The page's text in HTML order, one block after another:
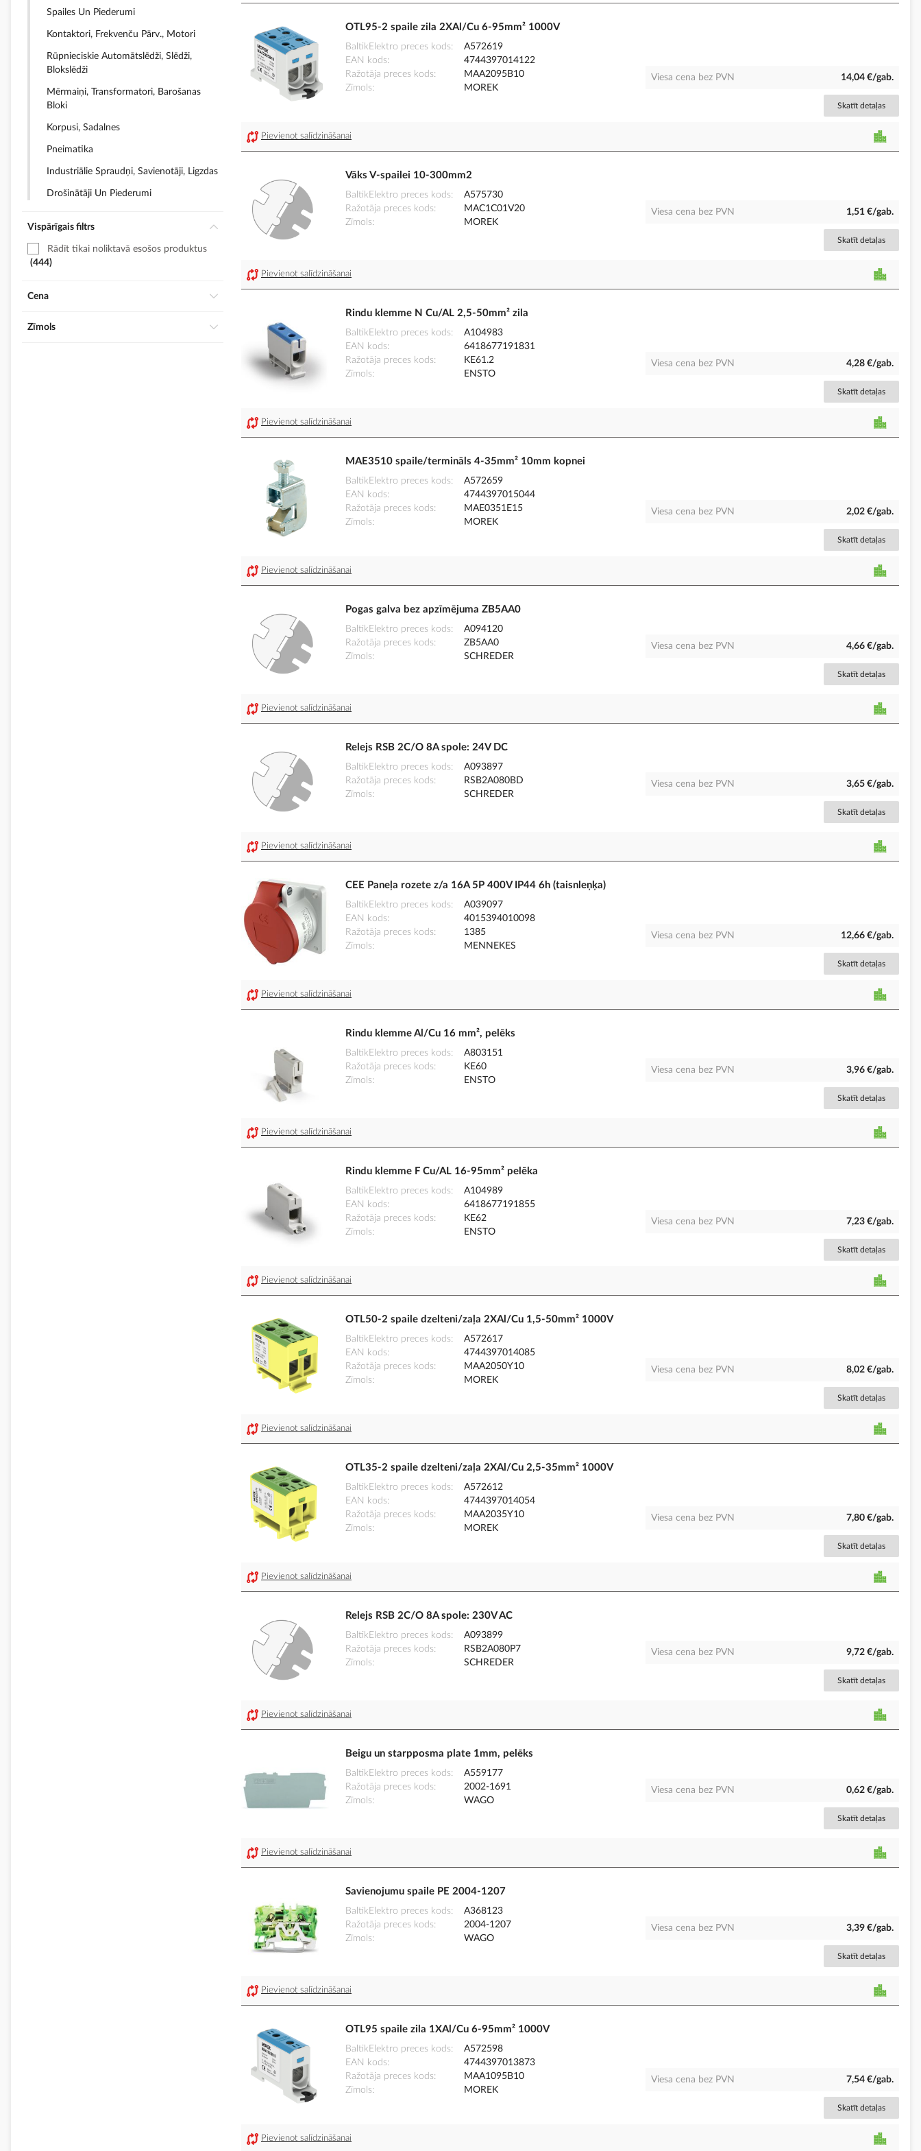
OTL95-2 spaile zila 2XAl/Cu 6-95mm² 1000V
BaltikElektro preces kods
A572619
EAN kods
4744397014122
Ražotāja preces kods
MAA2095B10
Zīmols
MOREK
Viesa cena bez PVN 14,04 €/gab.
Skatīt detaļas
Pievienot salīdzināšanai
Vāks V-spailei 10-300mm2
BaltikElektro preces kods
A575730
Ražotāja preces kods
MAC1C01V20
Zīmols
MOREK
Viesa cena bez PVN 1,51 €/gab.
Skatīt detaļas
Pievienot salīdzināšanai
Rindu klemme N Cu/AL 2,5-50mm² zila
BaltikElektro preces kods
A104983
EAN kods
6418677191831
Ražotāja preces kods
KE61.2
Zīmols
ENSTO
Viesa cena bez PVN 4,28 €/gab.
Skatīt detaļas
Pievienot salīdzināšanai
MAE3510 spaile/termināls 4-35mm² 10mm kopnei
BaltikElektro preces kods
A572659
EAN kods
4744397015044
Ražotāja preces kods
MAE0351E15
Zīmols
MOREK
Viesa cena bez PVN 2,02 €/gab.
Skatīt detaļas
Pievienot salīdzināšanai
Pogas galva bez apzīmējuma ZB5AA0
BaltikElektro preces kods
A094120
Ražotāja preces kods
ZB5AA0
Zīmols
SCHREDER
Viesa cena bez PVN 4,66 €/gab.
Skatīt detaļas
Pievienot salīdzināšanai
Relejs RSB 2C/O 8A spole: 24V DC
BaltikElektro preces kods
A093897
Ražotāja preces kods
RSB2A080BD
Zīmols
SCHREDER
Viesa cena bez PVN 3,65 €/gab.
Skatīt detaļas
Pievienot salīdzināšanai
CEE Paneļa rozete z/a 16A 5P 400V IP44 6h (taisnleņķa)
BaltikElektro preces kods
A039097
EAN kods
4015394010098
Ražotāja preces kods
1385
Zīmols
MENNEKES
Viesa cena bez PVN 12,66 €/gab.
Skatīt detaļas
Pievienot salīdzināšanai
Rindu klemme Al/Cu 16 mm², pelēks
BaltikElektro preces kods
A803151
Ražotāja preces kods
KE60
Zīmols
ENSTO
Viesa cena bez PVN 3,96 €/gab.
Skatīt detaļas
Pievienot salīdzināšanai
Rindu klemme F Cu/AL 16-95mm² pelēka
BaltikElektro preces kods
A104989
EAN kods
6418677191855
Ražotāja preces kods
KE62
Zīmols
ENSTO
Viesa cena bez PVN 7,23 €/gab.
Skatīt detaļas
Pievienot salīdzināšanai
OTL50-2 spaile dzelteni/zaļa 2XAl/Cu 1,5-50mm² 1000V
BaltikElektro preces kods
A572617
EAN kods
4744397014085
Ražotāja preces kods
MAA2050Y10
Zīmols
MOREK
Viesa cena bez PVN 8,02 €/gab.
Skatīt detaļas
Pievienot salīdzināšanai
OTL35-2 spaile dzelteni/zaļa 2XAl/Cu 2,5-35mm² 1000V
BaltikElektro preces kods
A572612
EAN kods
4744397014054
Ražotāja preces kods
MAA2035Y10
Zīmols
MOREK
Viesa cena bez PVN 7,80 €/gab.
Skatīt detaļas
Pievienot salīdzināšanai
Relejs RSB 2C/O 8A spole: 230V AC
BaltikElektro preces kods
A093899
Ražotāja preces kods
RSB2A080P7
Zīmols
SCHREDER
Viesa cena bez PVN 9,72 €/gab.
Skatīt detaļas
Pievienot salīdzināšanai
Beigu un starpposma plate 1mm, pelēks
BaltikElektro preces kods
A559177
Ražotāja preces kods
2002-1691
Zīmols
WAGO
Viesa cena bez PVN 0,62 €/gab.
Skatīt detaļas
Pievienot salīdzināšanai
Savienojumu spaile PE 2004-1207
BaltikElektro preces kods
A368123
Ražotāja preces kods
2004-1207
Zīmols
WAGO
Viesa cena bez PVN 3,39 €/gab.
Skatīt detaļas
Pievienot salīdzināšanai
OTL95 spaile zila 1XAl/Cu 6-95mm² 1000V
BaltikElektro preces kods
A572598
EAN kods
4744397013873
Ražotāja preces kods
MAA1095B10
Zīmols
MOREK
Viesa cena bez PVN 7,54 €/gab.
Skatīt detaļas
Pievienot salīdzināšanai
Spailes Un Piederumi
Kontaktori, Frekvenču Pārv., Motori
Rūpnieciskie Automātslēdži, Slēdži,
Blokslēdži
Mērmaiņi, Transformatori, Barošanas
Bloki
Korpusi, Sadalnes
Pneimatika
Industriālie Spraudņi, Savienotāji, Ligzdas
Drošinātāji Un Piederumi
Vispārīgais filtrs
Rādīt tikai noliktavā esošos produktus
444
Cena
Zīmols